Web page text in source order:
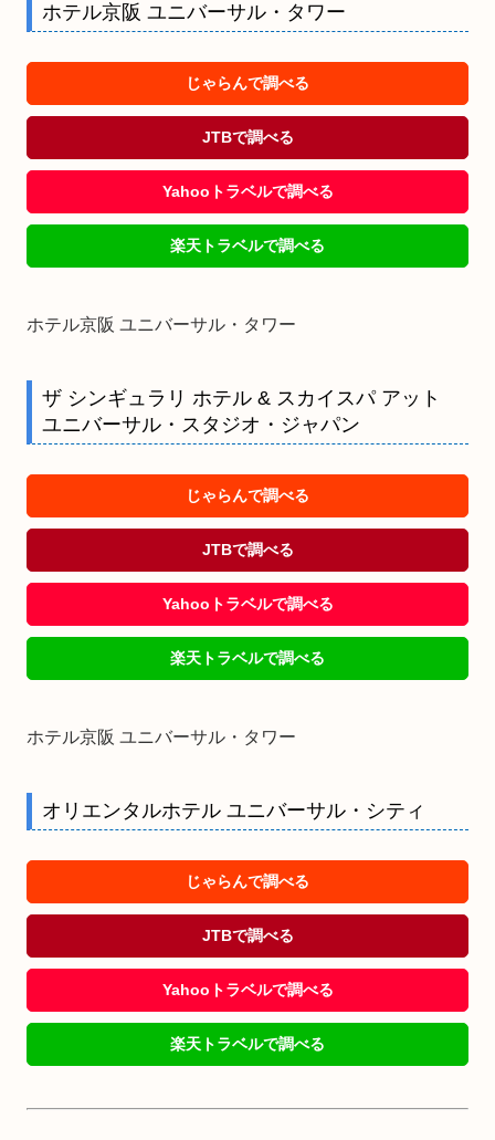
ホテル京阪 ユニバーサル・タワー
じゃらんで調べる
JTBで調べる
Yahooトラベルで調べる
楽天トラベルで調べる
ホテル京阪 ユニバーサル・タワー
ザ シンギュラリ ホテル & スカイスパ アット
ユニバーサル・スタジオ・ジャパン
じゃらんで調べる
JTBで調べる
Yahooトラベルで調べる
楽天トラベルで調べる
ホテル京阪 ユニバーサル・タワー
オリエンタルホテル ユニバーサル・シティ
じゃらんで調べる
JTBで調べる
Yahooトラベルで調べる
楽天トラベルで調べる